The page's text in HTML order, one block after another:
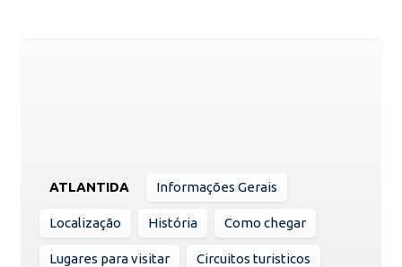
ATLANTIDA Informações Gerais
Localização História Como chegar
Lugares para visitar Circuitos turisticos